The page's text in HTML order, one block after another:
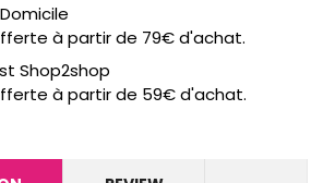
à partir de 79€ d'achat.
Shop2shop
à partir de 59€ d'achat.